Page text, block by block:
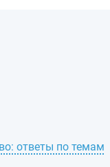
ответы по темам